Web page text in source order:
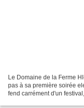
Le Domaine de la Ferme
pas à sa première soirée
fend carrément d'un